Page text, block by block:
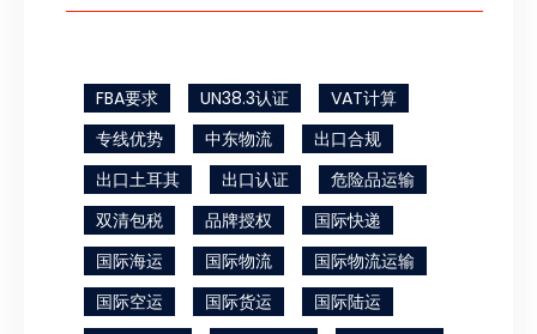
FBA要求 UN38.3认证
VAT计算
专线优势
中东物流
出口合规
出口土耳其
出口认证
危险品运输
双清包税
品牌授权
国际快递
国际海运
国际物流
国际物流运输
国际空运
国际货运
国际陆运